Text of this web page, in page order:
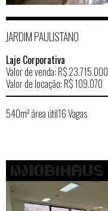
JARDIM PAULISTANO
Laje Corporativa
Valor de venda: R$ 23.715.000
Valor de locação: R$ 109.070
540m² área útil16 Vagas